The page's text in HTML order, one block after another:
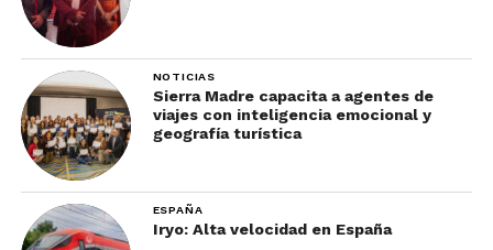
Ubicado en la capital tailandesa, el
emprendimiento del chef Gaggan Anand. Su
menú está dedicado a la cocina india progresiva.
Está inspirado en productos frescos y en la riqueza
gastronómica de diversas regiones de la India, la
comida callejera y los propios recuerdos infantiles
del chef. Su menú de degustación cuenta con más
de 25 platos servidos en porciones pequeñas.
NOTICIAS
Sierra Madre capacita a agentes de
viajes con inteligencia emocional y
geografía turística
ESPAÑA
Iryo: Alta velocidad en España